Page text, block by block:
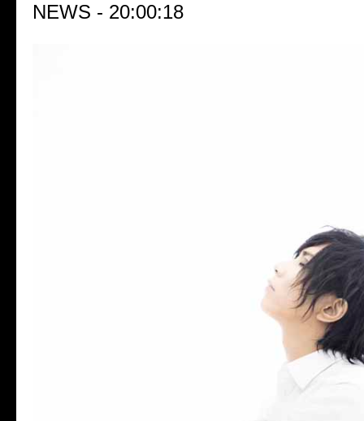
NEWS - 20:00:18